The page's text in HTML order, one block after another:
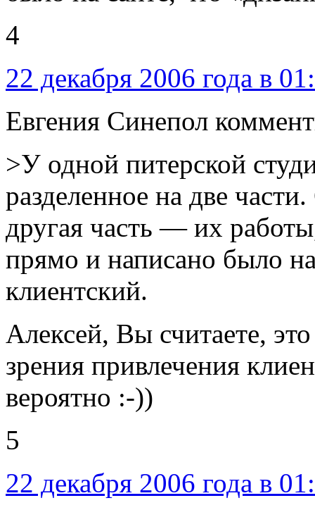
4
22 декабря 2006 года в
Евгения Синепол
>У одной питерской
разделенное на две
другая часть — их
прямо и написано было
клиентский.
Алексей, Вы считаете,
зрения привлечения
вероятно :-))
5
22 декабря 2006 года в